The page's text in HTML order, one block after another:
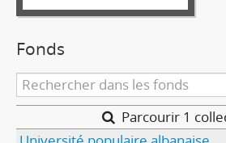
Fonds
Parcourir 1